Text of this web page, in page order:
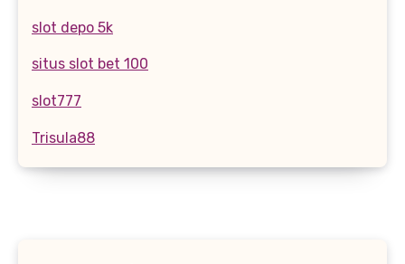
slot depo 5k
situs slot bet 100
slot777
Trisula88